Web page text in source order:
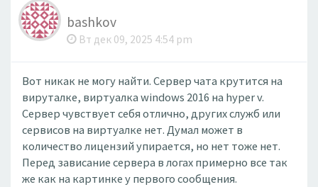
bashkov
Вт дек 09, 2025 4:54 pm
Вот никак не могу найти. Сервер чата крутится на
вируталке, виртуалка windows 2016 на hyper v.
Сервер чувствует себя отлично, других служб или
сервисов на виртуалке нет. Думал может в
количество лицензий упирается, но нет тоже нет.
Перед зависание сервера в логах примерно все так
же как на картинке у первого сообщения.